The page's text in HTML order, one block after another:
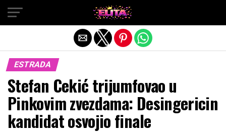
ESTRADA
Stefan Cekić trijumfovao u
Pinkovim zvezdama: Desingericin
kandidat osvojio finale
Exit mobile version